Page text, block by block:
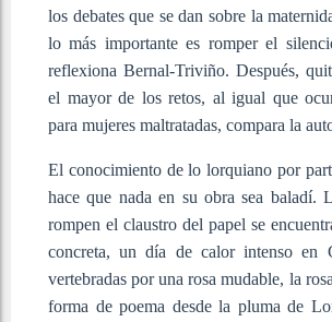
los debates que se dan sobre la
lo más importante es romper el
reflexiona Bernal-Triviño. Después,
el mayor de los retos, al igual que
para mujeres maltratadas, compara la
El conocimiento de lo lorquiano por
hace que nada en su obra sea baladí.
rompen el claustro del papel se
concreta, un día de calor intenso en
vertebradas por una rosa mudable, la
forma de poema desde la pluma de